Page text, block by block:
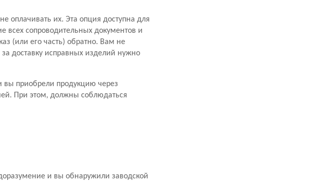
оплачивать их. Эта опция доступна для
всех сопроводительных документов и
(или его часть) обратно. Вам не
доставку исправных изделий нужно
вы приобрели продукцию через
При этом, должны соблюдаться
и вы обнаружили заводской